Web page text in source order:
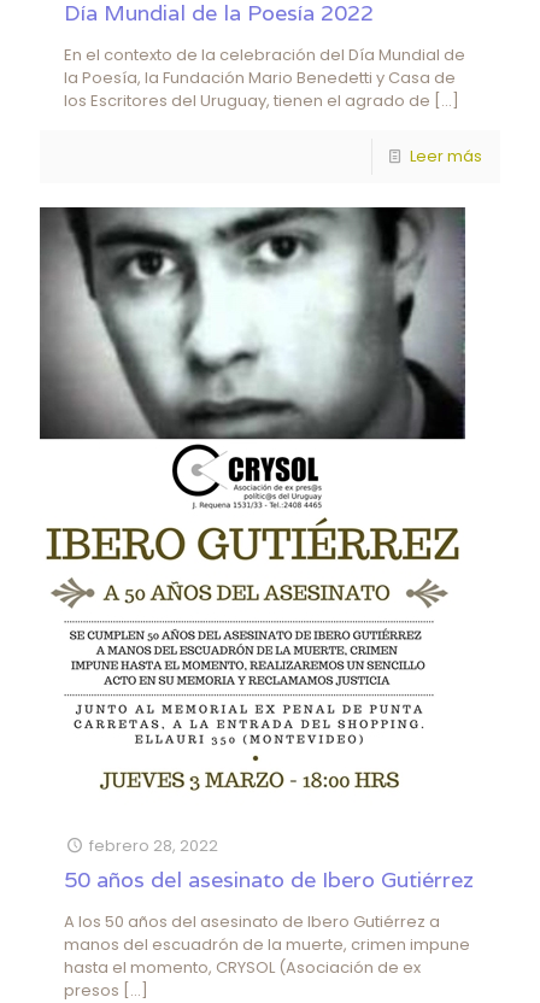
Día Mundial de la Poesía 2022
En el contexto de la celebración del Día Mundial de
la Poesía, la Fundación Mario Benedetti y Casa de
los Escritores del Uruguay, tienen el agrado de […]
Leer más
febrero 28, 2022
50 años del asesinato de Ibero Gutiérrez
A los 50 años del asesinato de Ibero Gutiérrez a
manos del escuadrón de la muerte, crimen impune
hasta el momento, CRYSOL (Asociación de ex
presos […]